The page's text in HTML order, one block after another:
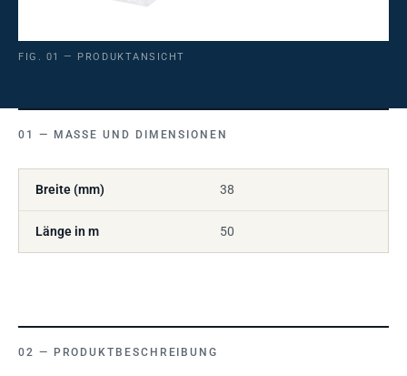
FIG. 01 — PRODUKTANSICHT
MASSE UND DIMENSIONEN
Breite (mm) 38
Länge in m 50
PRODUKTBESCHREIBUNG